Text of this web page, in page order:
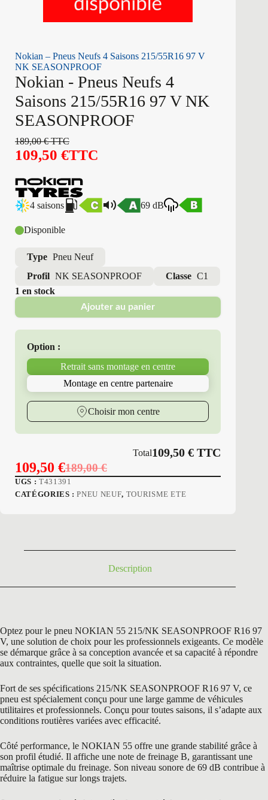
Nokian – Pneus Neufs 4 Saisons 215/55R16 97 V
NK SEASONPROOF
Nokian - Pneus Neufs 4
Saisons 215/55R16 97 V NK
SEASONPROOF
189,00€TTC
109,50 €TTC
4 saisons 69 dB
Disponible
Type Pneu Neuf
Profil NK SEASONPROOF Classe C1
1 en stock
Ajouter au panier
Option :
Retrait sans montage en centre
Montage en centre partenaire
Choisir mon centre
Total109,50€ TTC
189,00€
Le
prix
109,50 €
Le
prix
UGS : T431391
CATÉGORIES :PNEU NEUF, TOURISME ETE
Description
Optez pour le pneu NOKIAN 55 215/NK SEASONPROOF R16 97
V, une solution de choix pour les professionnels exigeants. Ce modèle
se démarque grâce à sa conception avancée et sa capacité à répondre
aux contraintes, quelle que soit la situation.
Fort de ses spécifications 215/NK SEASONPROOF R16 97 V, ce
pneu est spécialement conçu pour une large gamme de véhicules
utilitaires et professionnels. Conçu pour toutes saisons, il s’adapte aux
conditions routières variées avec efficacité.
Côté performance, le NOKIAN 55 offre une grande stabilité grâce à
son profil étudié. Il affiche une note de freinage B, garantissant une
maîtrise optimale du freinage. Son niveau sonore de 69 dB contribue à
réduire la fatigue sur longs trajets.